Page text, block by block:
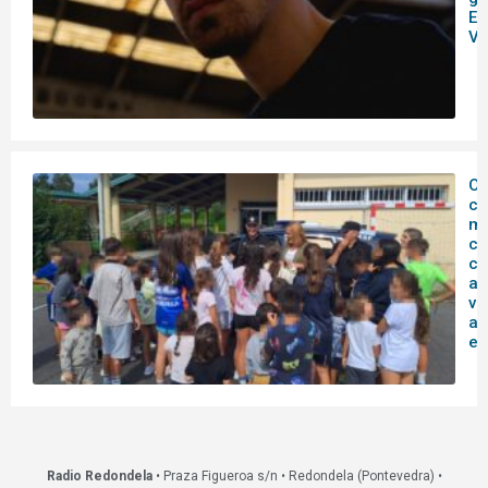
O
Radio Redondela• Praza Figueroa s/n • Redondela (Pontevedra) •